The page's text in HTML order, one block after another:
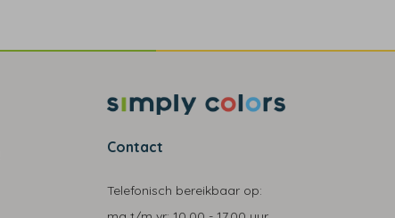
Contact
Telefonisch bereikbaar op: